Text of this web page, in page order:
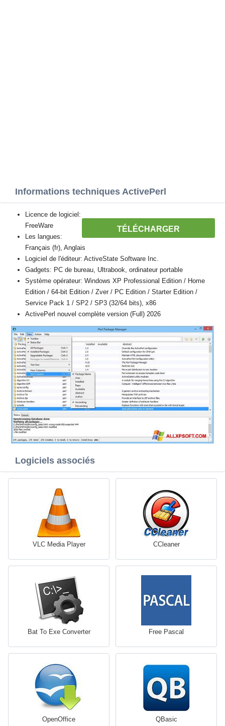
Informations techniques ActivePerl
TÉLÉCHARGER
Licence de logiciel:
FreeWare
Les langues:
Français (fr), Anglais
Logiciel de l'éditeur: ActiveState Software Inc.
Gadgets: PC de bureau, Ultrabook, ordinateur portable
Système opérateur: Windows XP Professional Edition / Home
Edition / 64-bit Edition / Zver / PC Edition / Starter Edition /
Service Pack 1 / SP2 / SP3 (32/64 bits), x86
ActivePerl nouvel complète version (Full) 2026
Logiciels associés
VLC Media Player CCleaner
Bat To Exe Converter Free Pascal
OpenOffice QBasic